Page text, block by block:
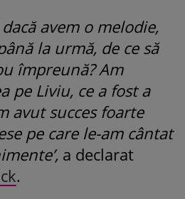
avem o melodie,
la urmă, de ce să
împreună? Am
pe Liviu, ce a fost a
avut succes foarte
pe care le-am cântat
a declarat
.